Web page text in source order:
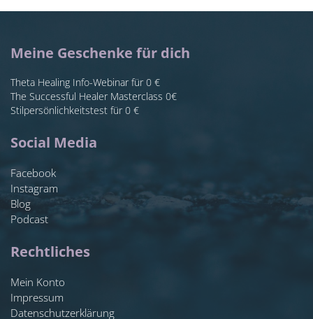
Meine Geschenke für dich
Theta Healing Info-Webinar für 0 €
The Successful Healer Masterclass 0€
Stilpersönlichkeitstest für 0 €
Social Media
Facebook
Instagram
Blog
Podcast
Rechtliches
Mein Konto
Impressum
Datenschutzerklärung